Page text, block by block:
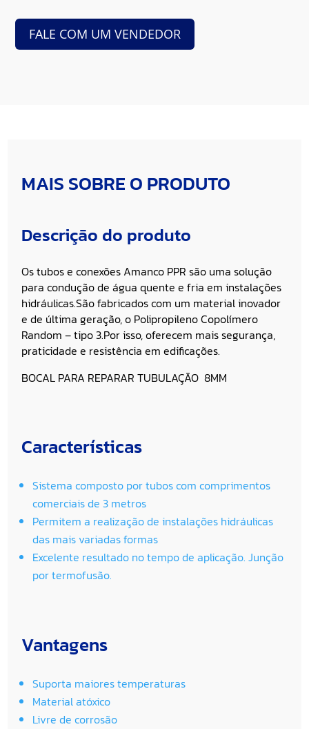
FALE COM UM VENDEDOR
MAIS SOBRE O PRODUTO
Descrição do produto
Os tubos e conexões Amanco PPR são uma solução
para condução de água quente e fria em instalações
hidráulicas.São fabricados com um material inovador
e de última geração, o Polipropileno Copolímero
Random – tipo 3.Por isso, oferecem mais segurança,
praticidade e resistência em edificações.
BOCAL PARA REPARAR TUBULAÇÃO 8MM
Características
Sistema composto por tubos com comprimentos
comerciais de 3 metros
Permitem a realização de instalações hidráulicas
das mais variadas formas
Excelente resultado no tempo de aplicação. Junção
por termofusão.
Vantagens
Suporta maiores temperaturas
Material atóxico
Livre de corrosão